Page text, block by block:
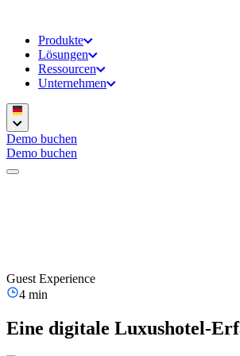
Produkte
Lösungen
Ressourcen
Unternehmen
Demo buchen
Demo buchen
Guest Experience
4 min
Eine digitale Luxushotel-